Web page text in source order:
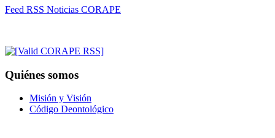
Feed RSS Noticias CORAPE
Quiénes somos
Misión y Visión
Código Deontológico